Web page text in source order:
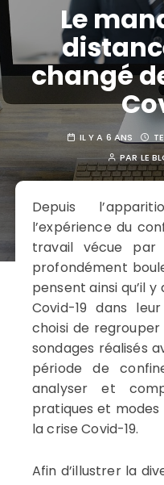
Le
changé
IL Y A 6 ANS
PAR LE
Depuis
l’expérience du
travail vécue
profondément
pensent ainsi qu’il
Covid-19 dans
choisi de
sondages réalisés
période de
analyser et
pratiques et
la crise Covid-19.
Afin d’illustrer la